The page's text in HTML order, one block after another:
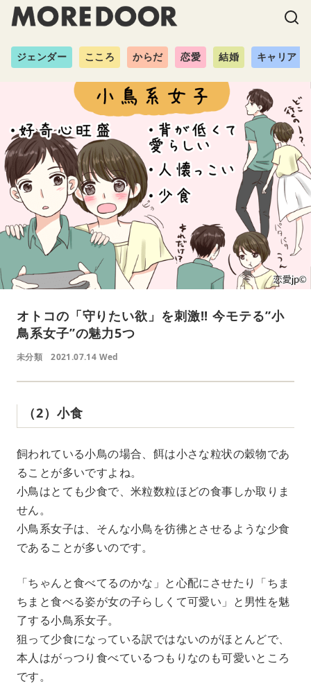
ジェンダー こころ からだ 恋愛 結婚 キャリア
オトコの「守りたい欲」を刺激!! 今モテる”小
鳥系女子”の魅力5つ
未分類 2021.07.14 Wed
（2）小食
飼われている小鳥の場合、餌は小さな粒状の穀物であ
ることが多いですよね。
小鳥はとても少食で、米粒数粒ほどの食事しか取りま
せん。
小鳥系女子は、そんな小鳥を彷彿とさせるような少食
であることが多いのです。
「ちゃんと食べてるのかな」と心配にさせたり「ちま
ちまと食べる姿が女の子らしくて可愛い」と男性を魅
了する小鳥系女子。
狙って少食になっている訳ではないのがほとんどで、
本人はがっつり食べているつもりなのも可愛いところ
です。